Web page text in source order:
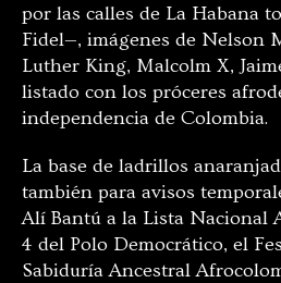
por las calles de La Habana
Fidel—, imágenes de Nelson
Luther King, Malcolm X,
listado con los próceres
independencia de Colombia.
La base de ladrillos
también para avisos
Alí Bantú a la Lista Nacional
4 del Polo Democrático, el
Sabiduría Ancestral